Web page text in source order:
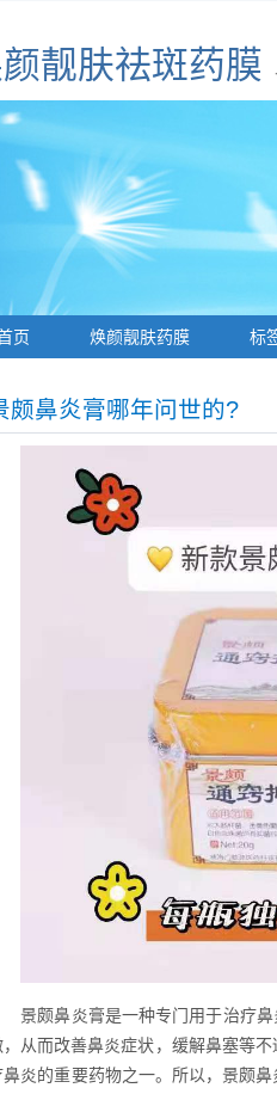
靓肤祛斑药膜
页 焕颜靓肤药膜 标
颇鼻炎膏哪年问世的?
景颇鼻炎膏是一种专门用于治疗
，从而改善鼻炎症状，缓解鼻塞等
鼻炎的重要药物之一。所以，景颇